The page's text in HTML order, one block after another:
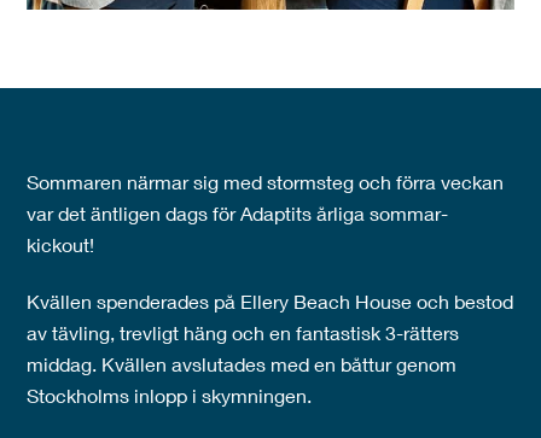
Sommaren närmar sig med stormsteg och förra veckan
var det äntligen dags för Adaptits årliga sommar-
kickout!
Kvällen spenderades på Ellery Beach House och bestod
av tävling, trevligt häng och en fantastisk 3-rätters
middag. Kvällen avslutades med en båttur genom
Stockholms inlopp i skymningen.